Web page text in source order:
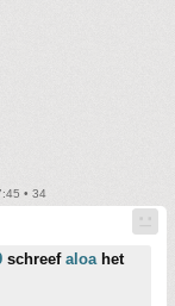
• 34
schreef aloahet